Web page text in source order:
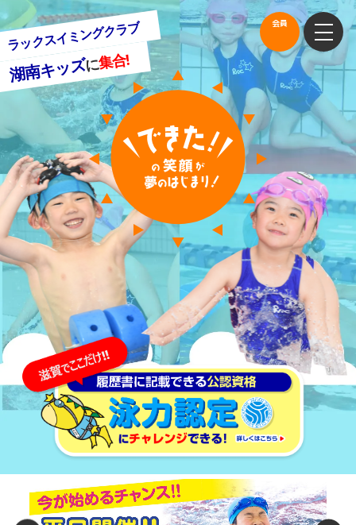
会員
ラックスイミングクラブ
湖南キッズに集合!
会員
コンセプト
コース紹介
泳力認定にチャレンジ
施設のご案内
体験案内
入会案内
よくある質問
交通アクセス・スクールバス
お問合わせ
体験予約・お申込み・お問い合わせ
スクールカレンダー 欠席振替
スクールバス 新着情報